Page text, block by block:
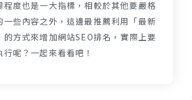
程度也是一大指標，相較於其他要嚴格
一些內容之外，這邊最推薦利用「最新
的方式來增加網站SEO排名，實際上要
行呢？一起來看看吧！